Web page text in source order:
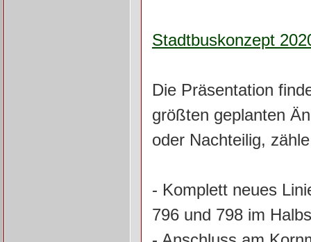
Stadtbuskonzept
Die Präsentation
größten geplanten
oder Nachteilig,
- Komplett neues
796 und 798 im